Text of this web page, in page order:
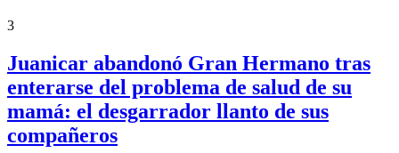
3
Juanicar abandonó Gran Hermano tras
enterarse del problema de salud de su
mamá: el desgarrador llanto de sus
compañeros